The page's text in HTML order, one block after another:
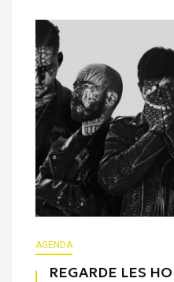
AGENDA
REGARDE LES